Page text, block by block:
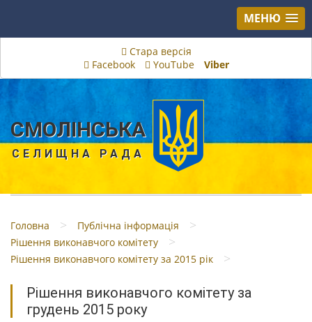
МЕНЮ
Стара версія
Facebook
YouTube Viber
СМОЛІНСЬКА
СЕЛИЩНА РАДА
Головна > Публічна інформація >
Рішення виконавчого комітету >
Рішення виконавчого комітету за 2015 рік >
Рішення виконавчого комітету за
грудень 2015 року